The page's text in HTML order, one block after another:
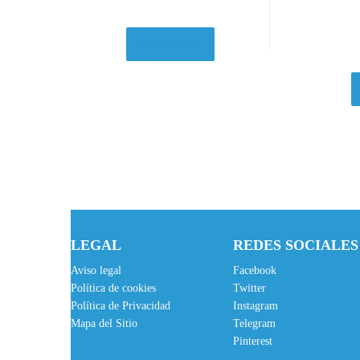
LEGAL
Aviso legal
Política de cookies
Política de Privacidad
Mapa del Sitio
REDES SOCIALES
Facebook
Twitter
Instagram
Telegram
Pinterest